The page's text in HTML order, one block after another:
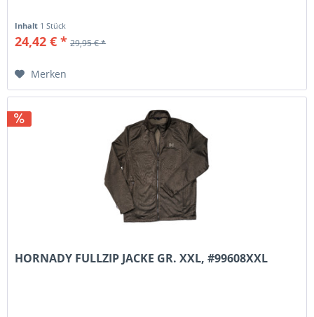
Inhalt 1 Stück
24,42 € * 29,95 € *
Merken
HORNADY FULLZIP JACKE GR. XXL, #99608XXL